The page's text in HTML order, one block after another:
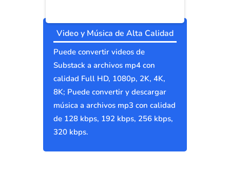
Video y Música de Alta Calidad
Puede convertir videos de
Substack a archivos mp4 con
calidad Full HD, 1080p, 2K, 4K,
8K; Puede convertir y descargar
música a archivos mp3 con calidad
de 128 kbps, 192 kbps, 256 kbps,
320 kbps.